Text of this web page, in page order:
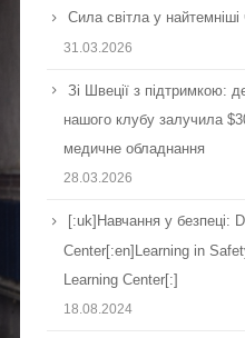
Сила світла у найтемніші
31.03.2026
Зі Швеції з підтримкою:
нашого клубу залучила
медичне обладнання
28.03.2026
[:uk]Навчання у безпеці:
Center[:en]Learning in
Learning Center[:]
18.08.2024